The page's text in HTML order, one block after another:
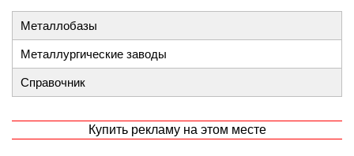
Металлобазы
Металлургические заводы
Справочник
Купить рекламу на этом месте